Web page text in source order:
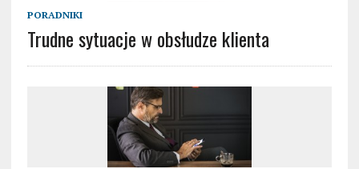
PORADNIKI
Trudne sytuacje w obsłudze klienta